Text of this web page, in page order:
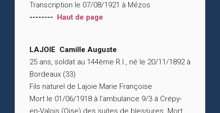
Transcription le 07/08/1921 à Mézos
-------- Haut de page
LAJOIE Camille Auguste
25 ans, soldat au 144ème R.I., né le 20/11/1892 à
Bordeaux (33)
Fils naturel de Lajoie Marie Françoise
Mort le 01/06/1918 à l’ambulance 9/3 à Crépy-
en-Valois (Oise) des suites de blessures. Mort